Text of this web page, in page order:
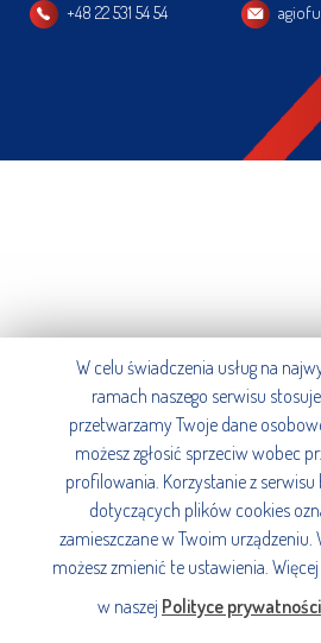
+48 22 531 54 54
W celu świadczenia usług na
ramach naszego serwisu
przetwarzamy Twoje dane
możesz zgłosić sprzeciw wobec
profilowania. Korzystanie z
dotyczących plików cookies
zamieszczane w Twoim
możesz zmienić te ustawienia.
w naszej Polityce prywatności